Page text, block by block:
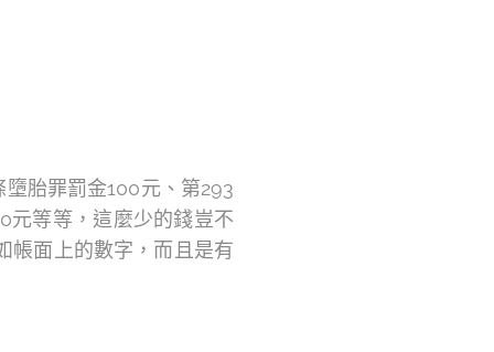
胎罪罰金100元、第293
元等等，這麼少的錢豈不
帳面上的數字，而且是有